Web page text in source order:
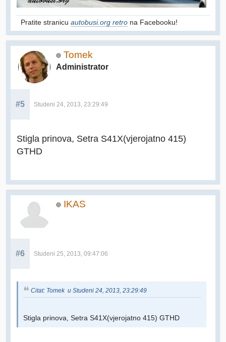
Pratite stranicu autobusi.org retro na Facebooku!
Tomek
Administrator
#5 Studeni 24, 2013, 23:29:49
Stigla prinova, Setra S41X(vjerojatno 415)
GTHD
IKAS
#6 Studeni 25, 2013, 09:47:06
Citat: Tomek u Studeni 24, 2013, 23:29:49
Stigla prinova, Setra S41X(vjerojatno 415) GTHD